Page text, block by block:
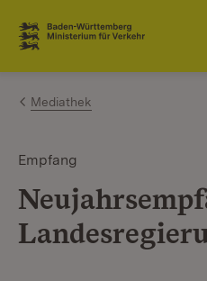
Zum Inhalt springen
Link zur Startseite
Mediathek
Empfang